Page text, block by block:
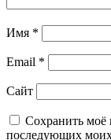
Имя *
Email *
Сайт
Сохранить моё
последующих